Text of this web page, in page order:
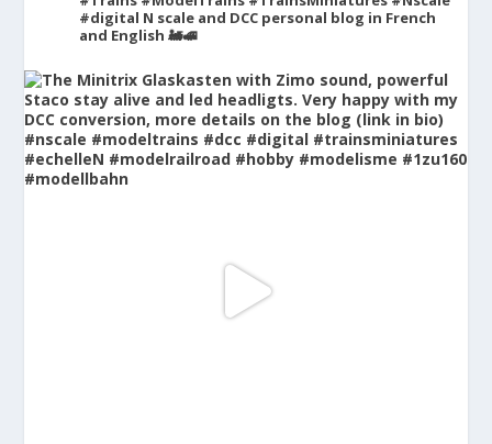
#digital N scale and DCC personal blog in French
and English 🚂🚅